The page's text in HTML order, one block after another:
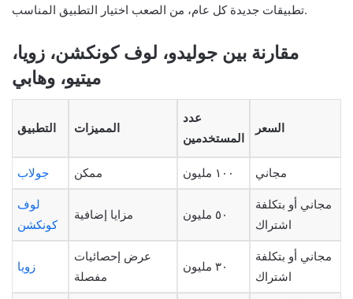
تطبيقات جديدة كل عام، من الصعب اختيار التطبيق المناسب.
مقارنة بين جوليدو، لوف كونكشن، زويا،
ميتيو، وهابي
التطبيق المميزات
عدد
المستخدمين
السعر
جولاب ممكن ١٠٠ مليون مجاني
لوف
كونكشن
مزايا إضافية ٥٠ مليون
مجاني أو بتكلفة
اشتراك
زويا
عرض إحصائيات
مفصلة
٣٠ مليون
مجاني أو بتكلفة
اشتراك